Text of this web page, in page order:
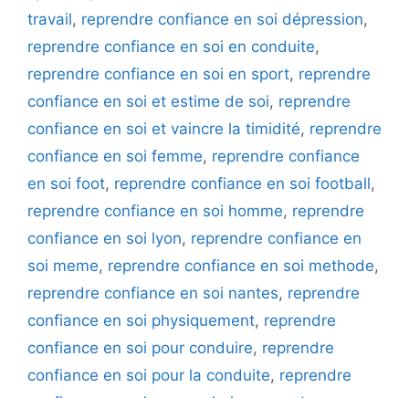
travail, reprendre confiance en soi dépression,
reprendre confiance en soi en conduite,
reprendre confiance en soi en sport, reprendre
confiance en soi et estime de soi, reprendre
confiance en soi et vaincre la timidité, reprendre
confiance en soi femme, reprendre confiance
en soi foot, reprendre confiance en soi football,
reprendre confiance en soi homme, reprendre
confiance en soi lyon, reprendre confiance en
soi meme, reprendre confiance en soi methode,
reprendre confiance en soi nantes, reprendre
confiance en soi physiquement, reprendre
confiance en soi pour conduire, reprendre
confiance en soi pour la conduite, reprendre